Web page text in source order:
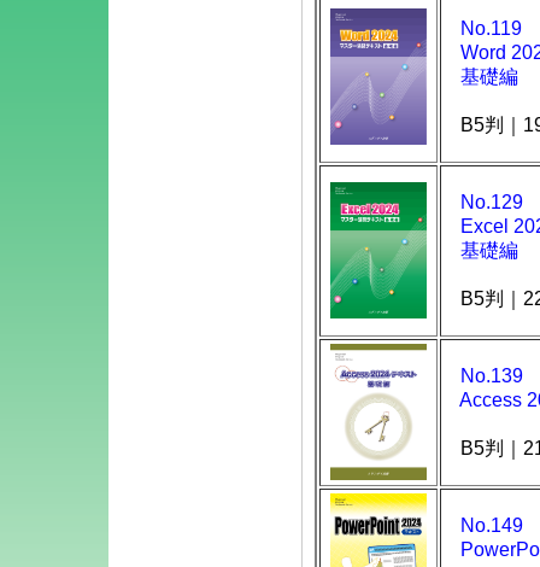
応
・No.335｜
・No.345｜
・No.355｜
・No.365｜
応
・No.375｜
応［
現在の発送状
出荷準備が整
現在はご注文
ず）
となって
※ 天候や道路
場合がござい
ご注文の際は
No.119
Word
基礎編
B5判｜
No.129
Excel
基礎編
B5判｜
No.139
Access
B5判｜
No.149